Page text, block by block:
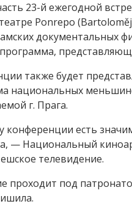
23-й ежегодной
Ponrepo
документальных
также будет
национальных
г. Прага.
конференции есть
— Национальный
телевидение.
проходит под